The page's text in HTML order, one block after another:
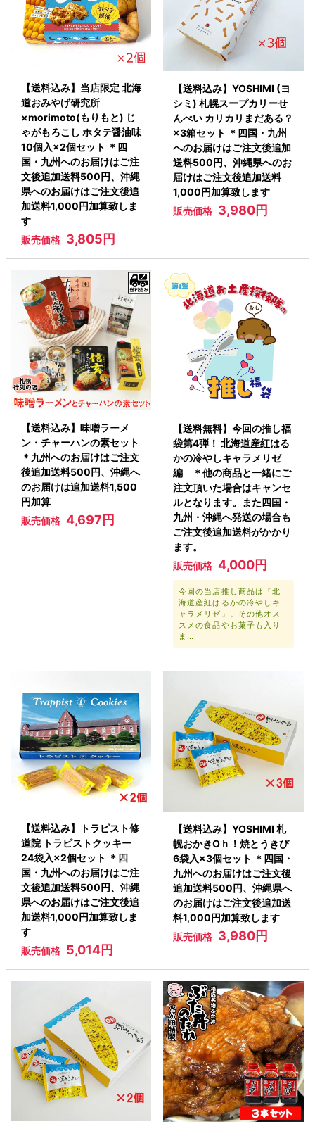
【送料込み】当店限定 北海
道おみやげ研究所
×morimoto(もりもと) じ
ゃがもろこし ホタテ醤油味
10個入×2個セット ＊四
国・九州へのお届けはご注
文後追加送料500円、沖縄
県へのお届けはご注文後追
加送料1,000円加算致しま
す
販売価格 3,805円
【送料込み】YOSHIMI (ヨ
シミ) 札幌スープカリーせ
んべい カリカリまだある？
×3箱セット ＊四国・九州
へのお届けはご注文後追加
送料500円、沖縄県へのお
届けはご注文後追加送料
1,000円加算致します
販売価格 3,980円
【送料込み】味噌ラーメ
ン・チャーハンの素セット
＊九州へのお届けはご注文
後追加送料500円、沖縄へ
のお届けは追加送料1,500
円加算
販売価格 4,697円
【送料無料】今回の推し福
袋第4弾！ 北海道産紅はる
かの冷やしキャラメリゼ
編 ＊他の商品と一緒にご
注文頂いた場合はキャンセ
ルとなります。また四国・
九州・沖縄へ発送の場合も
ご注文後追加送料がかかり
ます。
販売価格 4,000円
今回の当店推し商品は『北
海道産紅はるかの冷やしキ
ャラメリゼ』。その他オス
スメの食品やお菓子も入り
ま…
【送料込み】トラピスト修
道院 トラピストクッキー
24袋入×2個セット ＊四
国・九州へのお届けはご注
文後追加送料500円、沖縄
県へのお届けはご注文後追
加送料1,000円加算致しま
す
販売価格 5,014円
【送料込み】YOSHIMI 札
幌おかきOｈ！焼とうきび
6袋入×3個セット ＊四国・
九州へのお届けはご注文後
追加送料500円、沖縄県へ
のお届けはご注文後追加送
料1,000円加算致します
販売価格 3,980円